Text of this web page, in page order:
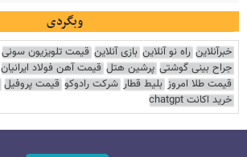
وبگردی
خبرآنلاین راه نو آنلاین بازی آنلاین قیمت تلویزیون سونی
جراح بینی گوشتی پرشین هتل قیمت آهن فولاد ایرانیان
قیمت طلا امروز بلیط قطار شرکت رادوکو قیمت پروفیل
خرید اکانت chatgpt